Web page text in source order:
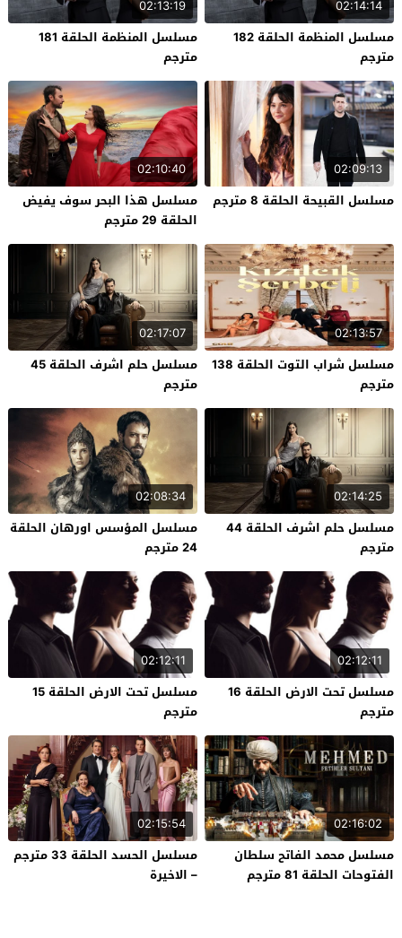
02:14:14
مسلسل المنظمة الحلقة 182
مترجم
02:13:19
مسلسل المنظمة الحلقة 181
مترجم
02:09:13
مسلسل القبيحة الحلقة 8 مترجم
02:10:40
مسلسل هذا البحر سوف يفيض
الحلقة 29 مترجم
02:13:57
مسلسل شراب التوت الحلقة 138
مترجم
02:17:07
مسلسل حلم اشرف الحلقة 45
مترجم
02:14:25
مسلسل حلم اشرف الحلقة 44
مترجم
02:08:34
مسلسل المؤسس اورهان الحلقة
24 مترجم
02:12:11
مسلسل تحت الارض الحلقة 16
مترجم
02:12:11
مسلسل تحت الارض الحلقة 15
مترجم
02:16:02
مسلسل محمد الفاتح سلطان
الفتوحات الحلقة 81 مترجم
02:15:54
مسلسل الحسد الحلقة 33 مترجم
– الاخيرة